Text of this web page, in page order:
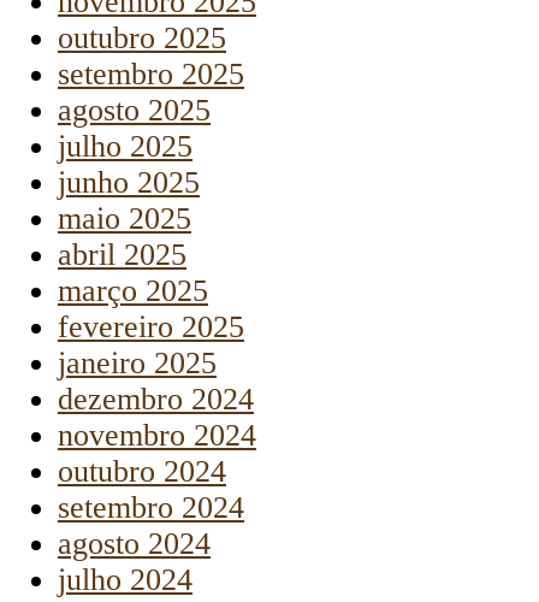
outubro 2025
setembro 2025
agosto 2025
julho 2025
junho 2025
maio 2025
abril 2025
março 2025
fevereiro 2025
janeiro 2025
dezembro 2024
novembro 2024
outubro 2024
setembro 2024
agosto 2024
julho 2024